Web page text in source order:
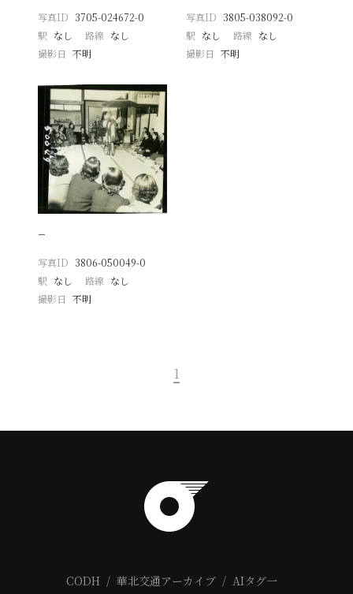
写真ID 3705-024672-0
駅 なし 路線 なし
撮影日
不明
写真ID 3805-038092-0
駅 なし 路線 なし
撮影日 不明
−
写真ID 3806-050049-0
駅 なし 路線 なし
撮影日
不明
1
CODH 華北交通アーカイブ AIタグ一